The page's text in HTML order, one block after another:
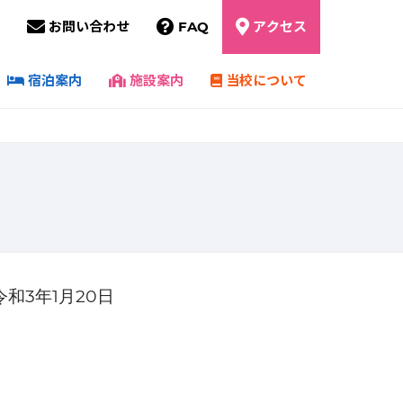
お問い合わせ FAQ アクセス
宿泊案内 施設案内 当校について
和3年1 月 20 日